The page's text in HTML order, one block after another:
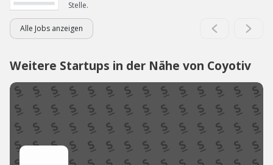
Stelle.
Alle Jobs anzeigen
Weitere Startups in der Nähe von Coyotiv